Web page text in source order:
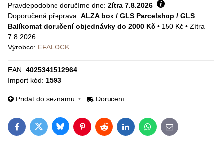
Pravdepodobne doručíme dne: Zítra 7.8.2026
ALZA box / GLS Parcelshop / GLS
Balíkomat doručení objednávky do 2000 Kč • 150 Kč • Zítra
7.8.2026
Výrobce: EFALOCK
EAN: 4025341512964
Import kód: 1593
Přidat do seznamu Doručení
FacebookTwitterBlueskyPinterestRedditLinkedInWhatsApp
E-mail